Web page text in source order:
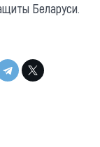
Беларуси.